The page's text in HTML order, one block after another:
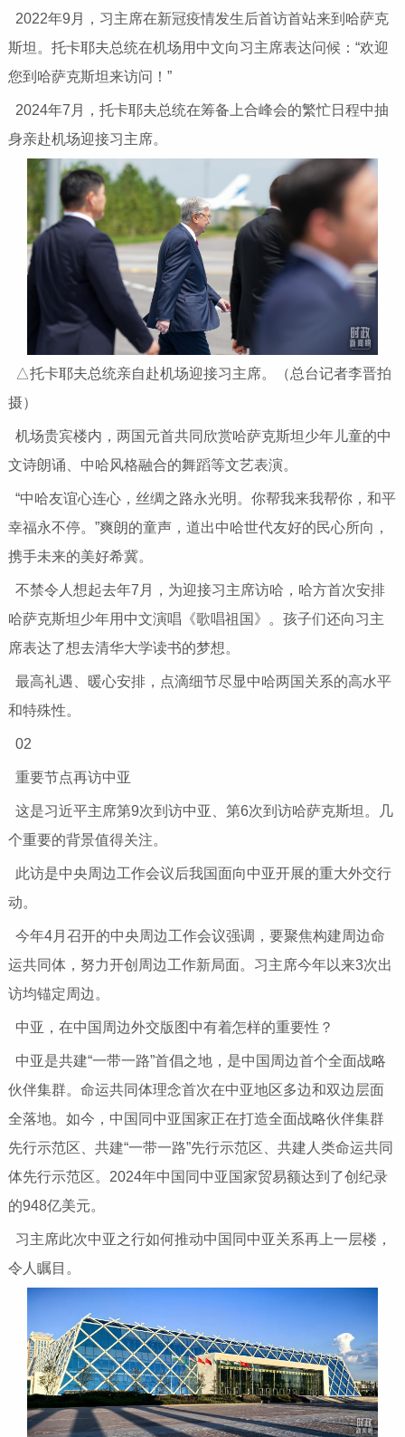
2022年9月，习主席在新冠疫情发生后首访首站来到哈萨克
斯坦。托卡耶夫总统在机场用中文向习主席表达问候：“欢迎
您到哈萨克斯坦来访问！”
2024年7月，托卡耶夫总统在筹备上合峰会的繁忙日程中抽
身亲赴机场迎接习主席。
△托卡耶夫总统亲自赴机场迎接习主席。（总台记者李晋拍
摄）
机场贵宾楼内，两国元首共同欣赏哈萨克斯坦少年儿童的中
文诗朗诵、中哈风格融合的舞蹈等文艺表演。
“中哈友谊心连心，丝绸之路永光明。你帮我来我帮你，和平
幸福永不停。”爽朗的童声，道出中哈世代友好的民心所向，
携手未来的美好希冀。
不禁令人想起去年7月，为迎接习主席访哈，哈方首次安排
哈萨克斯坦少年用中文演唱《歌唱祖国》。孩子们还向习主
席表达了想去清华大学读书的梦想。
最高礼遇、暖心安排，点滴细节尽显中哈两国关系的高水平
和特殊性。
02
重要节点再访中亚
这是习近平主席第9次到访中亚、第6次到访哈萨克斯坦。几
个重要的背景值得关注。
此访是中央周边工作会议后我国面向中亚开展的重大外交行
动。
今年4月召开的中央周边工作会议强调，要聚焦构建周边命
运共同体，努力开创周边工作新局面。习主席今年以来3次出
访均锚定周边。
中亚，在中国周边外交版图中有着怎样的重要性？
中亚是共建“一带一路”首倡之地，是中国周边首个全面战略
伙伴集群。命运共同体理念首次在中亚地区多边和双边层面
全落地。如今，中国同中亚国家正在打造全面战略伙伴集群
先行示范区、共建“一带一路”先行示范区、共建人类命运共同
体先行示范区。2024年中国同中亚国家贸易额达到了创纪录
的948亿美元。
习主席此次中亚之行如何推动中国同中亚关系再上一层楼，
令人瞩目。